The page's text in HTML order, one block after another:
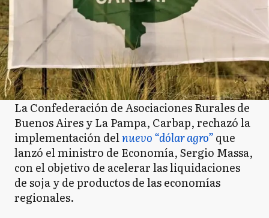
La Confederación de Asociaciones Rurales de
Buenos Aires y La Pampa, Carbap, rechazó la
implementación delnuevo “dólar agro”que
lanzó el ministro de Economía, Sergio Massa,
con el objetivo de acelerar las liquidaciones
de soja y de productos de las economías
regionales.